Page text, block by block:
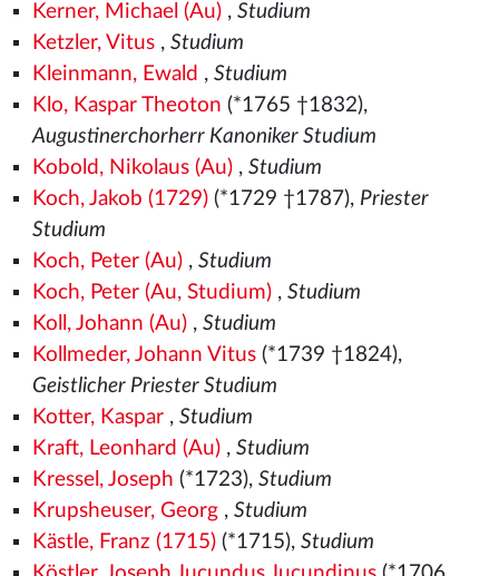
Kerner, Michael (Au), Studium
Ketzler, Vitus, Studium
Kleinmann, Ewald , Studium
Klo, Kaspar Theoton (*1765 †1832),
Augustinerchorherr Kanoniker Studium
Kobold, Nikolaus (Au), Studium
Koch, Jakob (1729)(*1729 †1787), Priester
Studium
Koch, Peter (Au), Studium
Koch, Peter (Au, Studium), Studium
Koll, Johann (Au), Studium
Kollmeder, Johann Vitus(*1739 †1824),
Geistlicher Priester Studium
Kotter, Kaspar, Studium
Kraft, Leonhard (Au), Studium
Kressel, Joseph (*1723), Studium
Krupsheuser, Georg, Studium
Kästle, Franz (1715)(*1715), Studium